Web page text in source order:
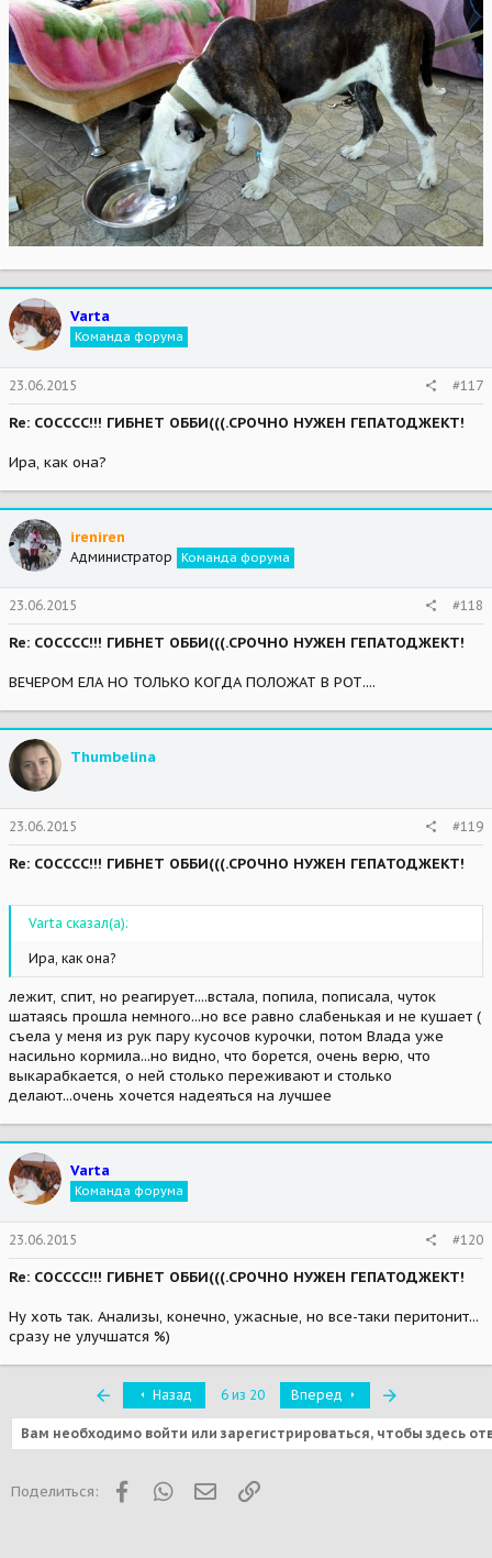
Varta
Команда форума
23.06.2015 #117
Re: СОСССС!!! ГИБНЕТ ОББИ(((.СРОЧНО НУЖЕН ГЕПАТОДЖЕКТ!
Ира, как она?
ireniren
Администратор Команда форума
23.06.2015 #118
Re: СОСССС!!! ГИБНЕТ ОББИ(((.СРОЧНО НУЖЕН ГЕПАТОДЖЕКТ!
ВЕЧЕРОМ ЕЛА НО ТОЛЬКО КОГДА ПОЛОЖАТ В РОТ....
Thumbelina
23.06.2015 #119
Re: СОСССС!!! ГИБНЕТ ОББИ(((.СРОЧНО НУЖЕН ГЕПАТОДЖЕКТ!
Varta сказал(а):
Ира, как она?
лежит, спит, но реагирует....встала, попила, пописала, чуток
шатаясь прошла немного...но все равно слабенькая и не кушает (
съела у меня из рук пару кусочов курочки, потом Влада уже
насильно кормила...но видно, что борется, очень верю, что
выкарабкается, о ней столько переживают и столько
делают...очень хочется надеяться на лучшее
Varta
Команда форума
23.06.2015 #120
Re: СОСССС!!! ГИБНЕТ ОББИ(((.СРОЧНО НУЖЕН ГЕПАТОДЖЕКТ!
Ну хоть так. Анализы, конечно, ужасные, но все-таки перитонит...
сразу не улучшатся %)
ПервыйНазад 6 из 20 Вперед
Вам необходимо войти или зарегистрироваться, чтобы здесь
Поделиться: FacebookWhatsAppЭлектронная почта
Ссылка